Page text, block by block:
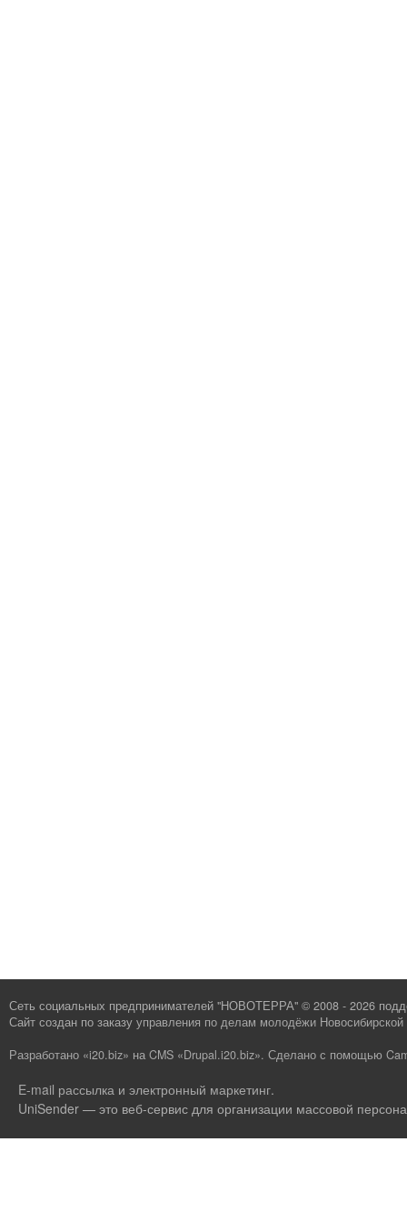
Сеть социальных предпринимателей "НОВОТЕРРА" © 2008 - 2026
Сайт создан по заказу управления по делам молодёжи Новосибирской
Разработано «i20.biz» на CMS «Drupal.i20.biz». Сделано с помощью
E-mail рассылка и электронный маркетинг.
UniSender — это веб-сервис для организации массовой